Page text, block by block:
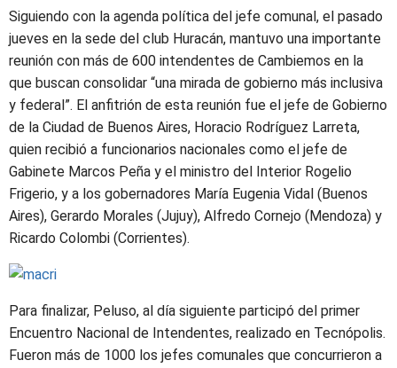
Siguiendo con la agenda política del jefe comunal, el pasado
jueves en la sede del club Huracán, mantuvo una importante
reunión con más de 600 intendentes de Cambiemos en la
que buscan consolidar “una mirada de gobierno más inclusiva
y federal”. El anfitrión de esta reunión fue el jefe de Gobierno
de la Ciudad de Buenos Aires, Horacio Rodríguez Larreta,
quien recibió a funcionarios nacionales como el jefe de
Gabinete Marcos Peña y el ministro del Interior Rogelio
Frigerio, y a los gobernadores María Eugenia Vidal (Buenos
Aires), Gerardo Morales (Jujuy), Alfredo Cornejo (Mendoza) y
Ricardo Colombi (Corrientes).
Para finalizar, Peluso, al día siguiente participó del primer
Encuentro Nacional de Intendentes, realizado en Tecnópolis.
Fueron más de 1000 los jefes comunales que concurrieron a